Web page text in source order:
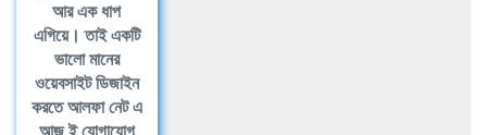
আর এক ধাপ
এগিয়ে। তাই একটি
ভালো মানের
ওয়েবসাইট ডিজাইন
করতে আলফা নেট এ